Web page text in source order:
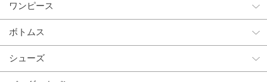
ワンピース
ボトムス
シューズ